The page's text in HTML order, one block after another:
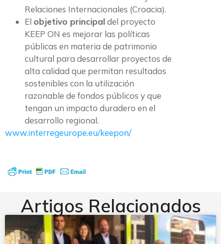
Relaciones Internacionales (Croacia).
El objetivo principal del proyecto
KEEP ON es mejorar las políticas
públicas en materia de patrimonio
cultural para desarrollar proyectos de
alta calidad que permitan resultados
sostenibles con la utilización
razonable de fondos públicos y que
tengan un impacto duradero en el
desarrollo regional.
www.interregeurope.eu/keepon/
Artigos Relacionados